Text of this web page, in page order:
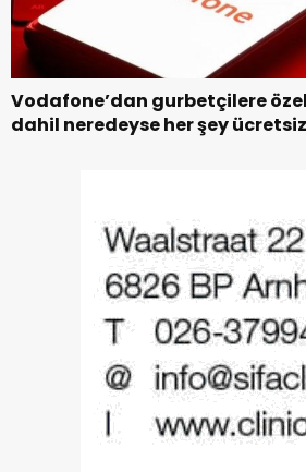
Vodafone’dan gurbetçilere
dahil neredeyse her şey ücretsiz